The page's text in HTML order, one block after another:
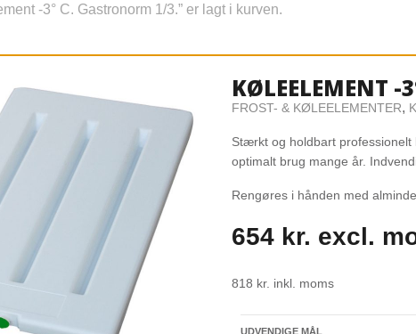
-3° C. Gastronorm 1/3.” er lagt i kurven.
KØLEELEMENT -
FROST- & KØLEELEMENTER,
Stærkt og holdbart
optimalt brug mange år.
Rengøres i hånden med
654 kr. excl.
818 kr. inkl. moms
UDVENDIGE MÅL